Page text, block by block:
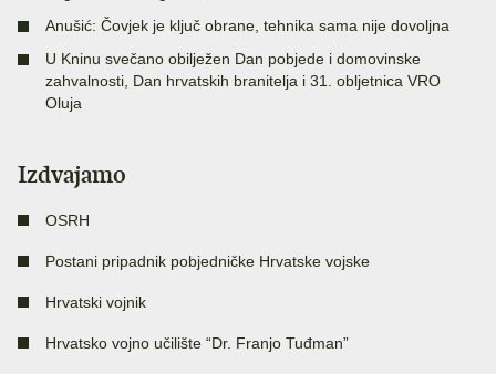
Anušić: Čovjek je ključ obrane, tehnika sama nije dovoljna
U Kninu svečano obilježen Dan pobjede i domovinske
zahvalnosti, Dan hrvatskih branitelja i 31. obljetnica VRO
Oluja
Izdvajamo
OSRH
Postani pripadnik pobjedničke Hrvatske vojske
Hrvatski vojnik
Hrvatsko vojno učilište “Dr. Franjo Tuđman”